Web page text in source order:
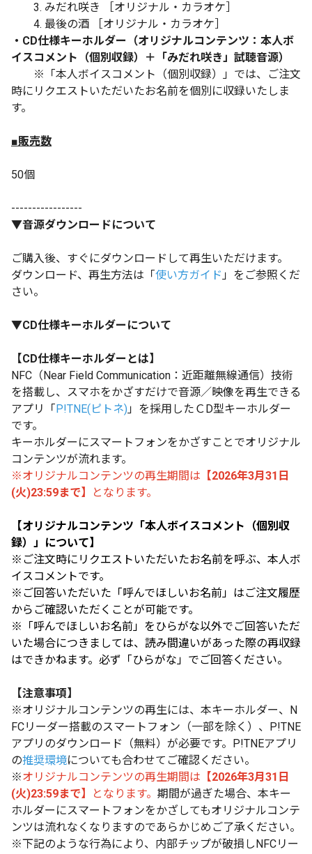
3. みだれ咲き ［オリジナル・カラオケ］
4. 最後の酒 ［オリジナル・カラオケ］
・CD仕様キーホルダー（オリジナルコンテンツ：本人ボ
イスコメント（個別収録）＋「みだれ咲き」試聴音源）
※「本人ボイスコメント（個別収録）」では、ご注文
時にリクエストいただいたお名前を個別に収録いたしま
す。
■販売数
50個
-----------------
▼音源ダウンロードについて
ご購入後、すぐにダウンロードして再生いただけます。
ダウンロード、再生方法は「使い方ガイド」をご参照くだ
さい。
▼CD仕様キーホルダーについて
【CD仕様キーホルダーとは】
NFC（Near Field Communication：近距離無線通信）技術
を搭載し、スマホをかざすだけで音源／映像を再生できる
アプリ「P!TNE(ピトネ)」を採用したＣD型キーホルダー
です。
キーホルダーにスマートフォンをかざすことでオリジナル
コンテンツが流れます。
※オリジナルコンテンツの再生期間は 【2026年3月31日
(火)23:59まで】
となります。
【オリジナルコンテンツ「本人ボイスコメント（個別収
録）」について】
※ご注文時にリクエストいただいたお名前を呼ぶ、本人ボ
イスコメントです。
※ご回答いただいた「呼んでほしいお名前」はご注文履歴
からご確認いただくことが可能です。
※「呼んでほしいお名前」をひらがな以外でご回答いただ
いた場合につきましては、読み間違いがあった際の再収録
はできかねます。必ず「ひらがな」でご回答ください。
【注意事項】
※オリジナルコンテンツの再生には、本キーホルダー、N
FCリーダー搭載のスマートフォン（一部を除く）、P!TNE
アプリのダウンロード（無料）が必要です。P!TNEアプリ
の推奨環境についても合わせてご確認ください。
※オリジナルコンテンツの再生期間は 【2026年3月31日
(火)23:59まで】
となります。 期間が過ぎた場合、本キー
ホルダーにスマートフォンをかざしてもオリジナルコンテ
ンツは流れなくなりますのであらかじめご了承ください。
※下記のような行為により、内部チップが破損しNFCリー